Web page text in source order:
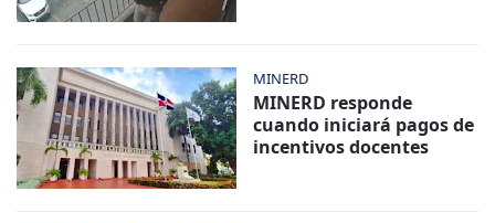
MINERD
MINERD responde
cuando iniciará pagos de
incentivos docentes